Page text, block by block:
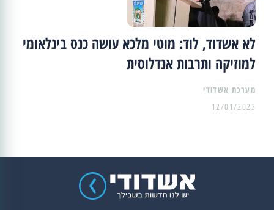
לא אשדוד, לוד: מוטי מלכא עושה כנס בינלאומי
למוזיקה ותרבות אנדלוסית
מערכת אשדודי
12/01/2023